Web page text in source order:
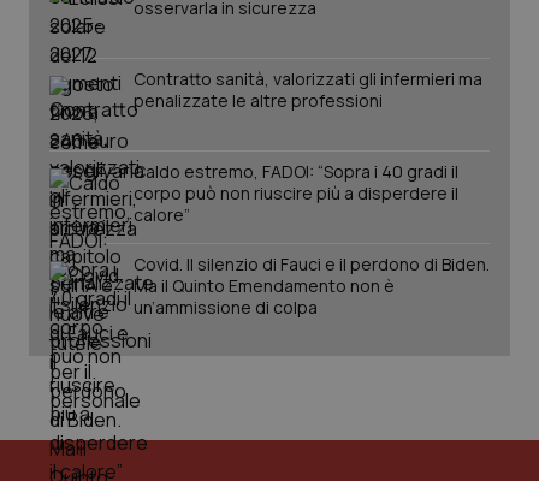
osservarla in sicurezza
Contratto sanità, valorizzati gli infermieri ma
penalizzate le altre professioni
Caldo estremo, FADOI: “Sopra i 40 gradi il
corpo può non riuscire più a disperdere il
calore”
Covid. Il silenzio di Fauci e il perdono di Biden.
Ma il Quinto Emendamento non è
un’ammissione di colpa
_ga_KM60CM4NPH